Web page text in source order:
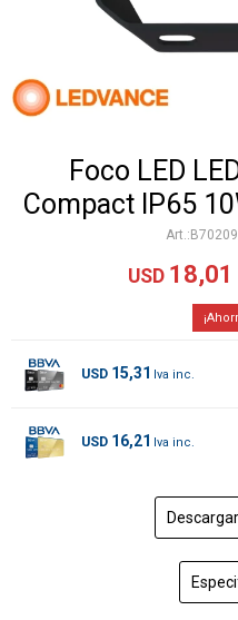
Foco LED
Compact IP65
USD 18,01
USD 15,31
USD 16,21